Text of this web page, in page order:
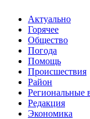
Актуально
Горячее
Общество
Погода
Помощь
Происшествия
Район
Региональные
Редакция
Экономика